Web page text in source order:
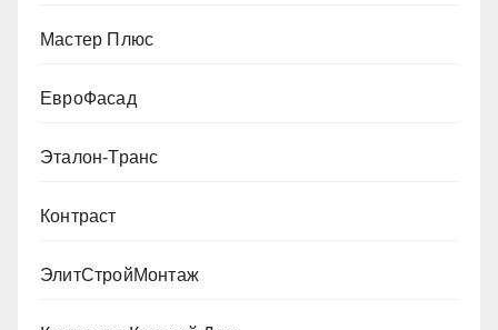
Мастер Плюс
ЕвроФасад
Эталон-Транс
Контраст
ЭлитСтройМонтаж